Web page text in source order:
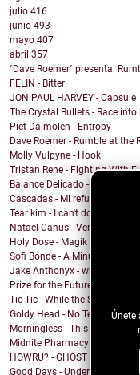
Únete
julio 416
junio 493
mayo 407
abril 357
´Dave Roemer´ presenta:
FELIN - Bitter
JON PAUL HARVEY - Capsule
The Crystal Bullets - Race into
Piet Dalmolen - Entropy
Dave Roemer - Rumble at the
Molly Vulpyne - Hook
Tristan Rene - Fighting With
Balance Delicado - Algo en ti
Cascadas - Mi refugio
Tear kim - I can't do anything
Natael Canus - Versatile
Holy Dose - Magik
Sofi Bonde - A Minute
Jake Anthonyx - what
Prize for the Future - Farewell
Tic Tic - While the Shadows
Goldy Head - No Tengo
Morningless - This Party
Midnite Pharmacy - Becoming
HOWRU? - GHOST
Good Days - Undertow